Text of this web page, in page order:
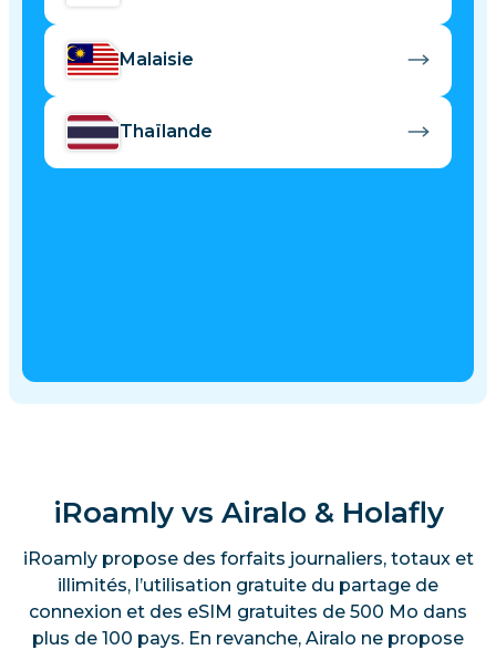
Malaisie
Thaïlande
iRoamly vs Airalo & Holafly
iRoamly propose des forfaits journaliers, totaux et
illimités, l’utilisation gratuite du partage de
connexion et des eSIM gratuites de 500 Mo dans
plus de 100 pays. En revanche, Airalo ne propose